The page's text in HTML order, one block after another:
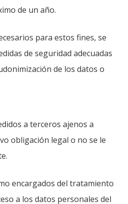
de un año.
para estos fines, se
de seguridad adecuadas
de los datos o
a terceros ajenos a
obligación legal o no se le
encargados del tratamiento
a los datos personales del